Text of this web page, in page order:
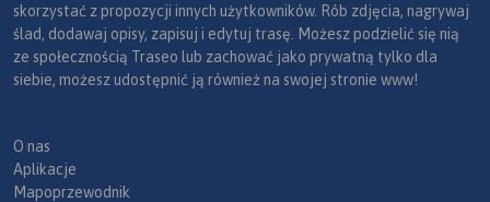
skorzystać z propozycji innych użytkowników. Rób zdjęcia, nagrywaj
ślad, dodawaj opisy, zapisuj i edytuj trasę. Możesz podzielić się nią
ze społecznością Traseo lub zachować jako prywatną tylko dla
siebie, możesz udostępnić ją również na swojej stronie www!
O nas
Aplikacje
Mapoprzewodnik